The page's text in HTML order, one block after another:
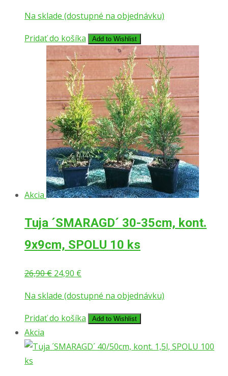
bola:
669,00 €.
je:
619,00 €.
Na sklade (dostupné na objednávku)
Pridať do košíka
Add to Wishlist
Akcia
Tuja ´SMARAGD´ 30-35cm, kont.
9x9cm, SPOLU 10 ks
26,90€ Pôvodná
bola:
26,90 €.
24,90 €
je:
24,90 €.
Na sklade (dostupné na objednávku)
Pridať do košíka
Add to Wishlist
Akcia